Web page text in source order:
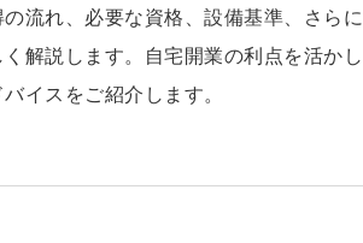
流れ、必要な資格、設備基準、さらに
解説します。自宅開業の利点を活かし
イスをご紹介します。